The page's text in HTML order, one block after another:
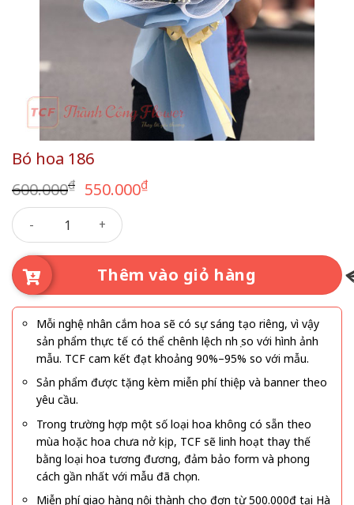
Bó hoa 186
600.000₫ Giá
gốc
là:
600.000₫.
550.000₫Giá
550.000₫.
Bó hoa 186 số lượng
Thêm vào giỏ hàng
Mỗi nghệ nhân cắm hoa sẽ có sự sáng tạo riêng, vì vậy
sản phẩm thực tế có thể chênh lệch nhẹ so với hình ảnh
mẫu. TCF cam kết đạt khoảng 90%–95% so với mẫu.
Sản phẩm được tặng kèm miễn phí thiệp và banner theo
yêu cầu.
Trong trường hợp một số loại hoa không có sẵn theo
mùa hoặc hoa chưa nở kịp, TCF sẽ linh hoạt thay thế
bằng loại hoa tương đương, đảm bảo form và phong
cách gần nhất với mẫu đã chọn.
Miễn phí giao hàng nội thành cho đơn từ 500.000đ tại Hà